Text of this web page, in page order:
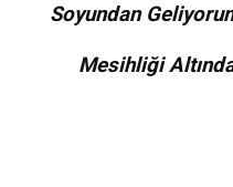
Soyundan
Mesihliği